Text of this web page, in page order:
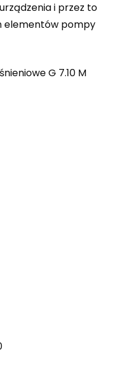
i przez to
elementów pompy
G 7.10 M